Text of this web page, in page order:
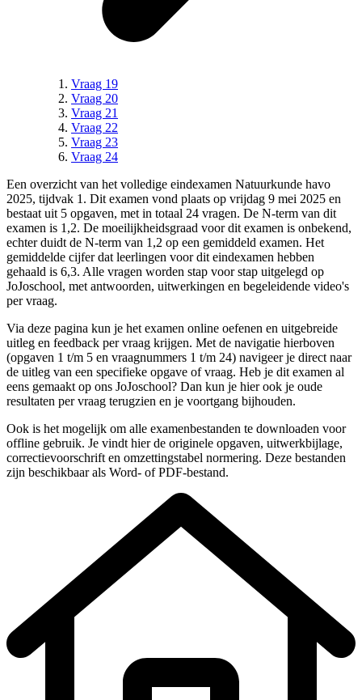
Vraag 19
Vraag 20
Vraag 21
Vraag 22
Vraag 23
Vraag 24
Een overzicht van het volledige eindexamen Natuurkunde havo
2025, tijdvak 1 . Dit examen vond plaats op vrijdag 9 mei 2025 en
bestaat uit 5 opgaven, met in totaal 24 vragen. De N-term van dit
examen is 1,2. De moeilijkheidsgraad voor dit examen is onbekend,
echter duidt de N-term van 1,2 op een gemiddeld examen. Het
gemiddelde cijfer dat leerlingen voor dit eindexamen hebben
gehaald is 6,3. Alle vragen worden stap voor stap uitgelegd op
JoJoschool, met antwoorden, uitwerkingen en begeleidende video's
per vraag.
Via deze pagina kun je het examen online oefenen en uitgebreide
uitleg en feedback per vraag krijgen. Met de navigatie hierboven
(opgaven 1 t/m 5 en vraagnummers 1 t/m 24) navigeer je direct naar
de uitleg van een specifieke opgave of vraag. Heb je dit examen al
eens gemaakt op ons JoJoschool? Dan kun je hier ook je oude
resultaten per vraag terugzien en je voortgang bijhouden.
Ook is het mogelijk om alle examenbestanden te downloaden voor
offline gebruik. Je vindt hier de originele opgaven, uitwerkbijlage,
correctievoorschrift en omzettingstabel normering. Deze bestanden
zijn beschikbaar als Word- of PDF-bestand.